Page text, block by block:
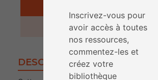
2 heures
DESCRIPTION
Inscrivez-vous pour
avoir accès à toutes
nos ressources,
commentez-les et
créez votre
bibliothèque